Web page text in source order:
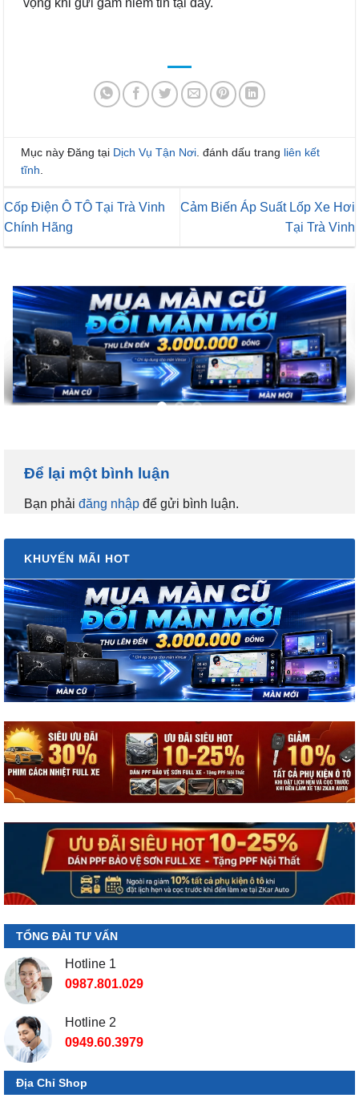
Mục này Đăng tại Dịch Vụ Tận Nơi. đánh dấu trang liên kết
tĩnh.
Cốp Điện Ô TÔ Tại Trà Vinh
Chính Hãng
Cảm Biến Áp Suất Lốp Xe Hơi
Tại Trà Vinh
Để lại một bình luận
Bạn phải đăng nhập để gửi bình luận.
KHUYẾN MÃI HOT
TỔNG ĐÀI TƯ VẤN
Hotline 1
0987.801.029
Hotline 2
0949.60.3979
Địa Chỉ Shop